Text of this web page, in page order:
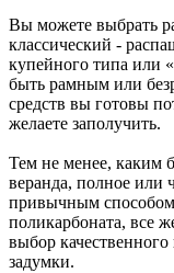
Вы можете выбрать
классический -
купейного типа или
быть рамным или
средств вы готовы
желаете заполучить.
Тем не менее, каким
веранда, полное или
привычным
поликарбоната, все
выбор
задумки.